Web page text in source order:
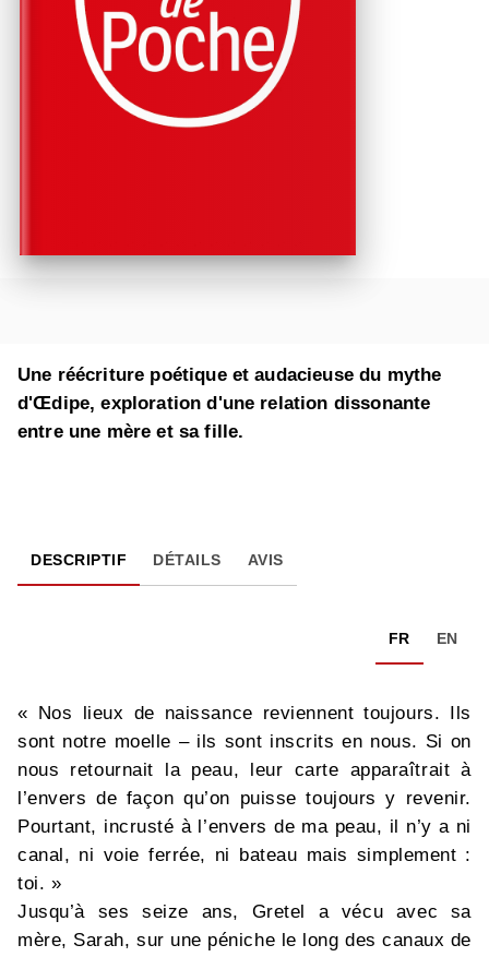
Une réécriture poétique et audacieuse du mythe
d'Œdipe, exploration d'une relation dissonante
entre une mère et sa fille.
DESCRIPTIF DÉTAILS AVIS
FR EN
« Nos lieux de naissance reviennent toujours. Ils
sont notre moelle – ils sont inscrits en nous. Si on
nous retournait la peau, leur carte apparaîtrait à
l’envers de façon qu’on puisse toujours y revenir.
Pourtant, incrusté à l’envers de ma peau, il n’y a ni
canal, ni voie ferrée, ni bateau mais simplement :
toi. »
Jusqu’à ses seize ans, Gretel a vécu avec sa
mère, Sarah, sur une péniche le long des canaux de